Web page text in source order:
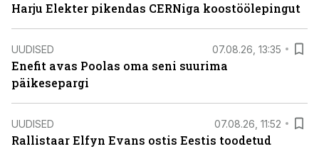
Harju Elekter pikendas CERNiga koostöölepingut
UUDISED 07.08.26, 13:35
Enefit avas Poolas oma seni suurima
päikesepargi
UUDISED 07.08.26, 11:52
Rallistaar Elfyn Evans ostis Eestis toodetud